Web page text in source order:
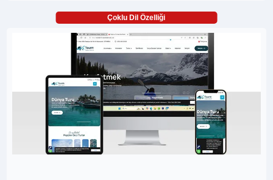
Çoklu Dil Özelliği